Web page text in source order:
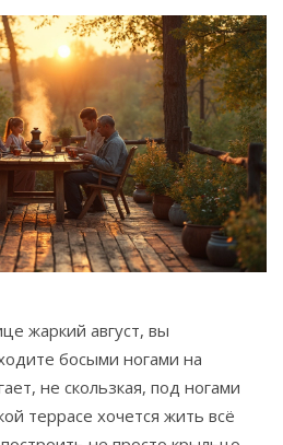
жаркий август, вы
босыми ногами на
не скользкая, под ногами
террасе хочется жить всё